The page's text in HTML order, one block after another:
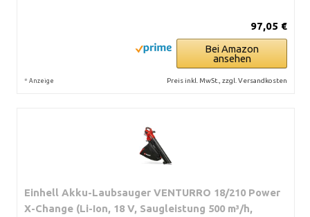
97,05 €
Bei Amazon
ansehen
* Anzeige Preis inkl. MwSt., zzgl. Versandkosten
Einhell Akku-Laubsauger VENTURRO 18/210 Power
X-Change (Li-Ion, 18 V, Saugleistung 500 m³/h,